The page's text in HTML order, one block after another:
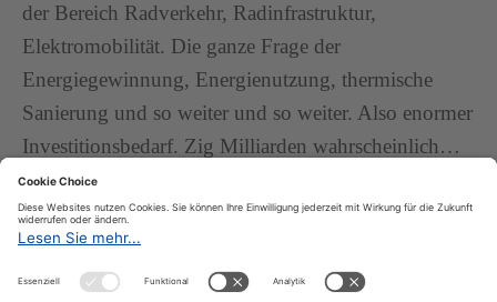
der Bereich Radverkehr, Radinfrastruktur,
Elektromobilität. Die ganze Frage der
Energiegewinnung, Energienutzung, thermische
Sanierung und so weiter und so weiter. Also enormer
Investitionsbedarf. Zig Milliarden wahrscheinlich…
… was auch wieder Jobs bringt…
…wo die Jobs der Zukunft entstehen werden, keine
Frage. Und wenn man sich überlegt, dass der Staat